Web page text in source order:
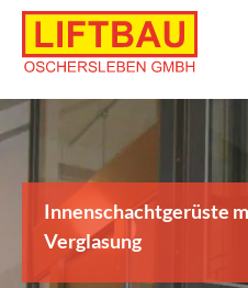
Skip
content
Innenschachtgerüste
Verglasung